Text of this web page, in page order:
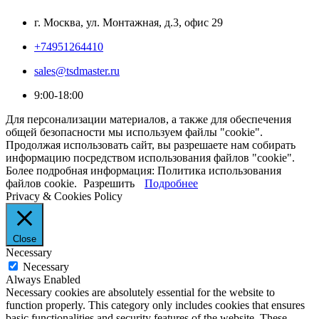
г. Москва, ул. Монтажная, д.3, офис 29
+74951264410
sales@tsdmaster.ru
9:00-18:00
Для персонализации материалов, а также для обеспечения
общей безопасности мы используем файлы "cookie".
Продолжая использовать сайт, вы разрешаете нам собирать
информацию посредством использования файлов "cookie".
Более подробная информация: Политика использования
файлов cookie. Разрешить
Подробнее
Privacy & Cookies Policy
Close
Necessary
Necessary
Always Enabled
Necessary cookies are absolutely essential for the website to
function properly. This category only includes cookies that ensures